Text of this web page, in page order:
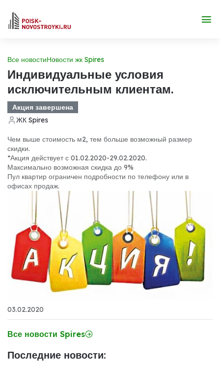
Все новостиНовости жк Spires
Индивидуальные условия
исключительным клиентам.
Акция завершена
ЖК Spires
Чем выше стоимость м2, тем больше возможный размер
скидки.
*Акция действует с 01.02.2020-29.02.2020.
Максимально возможная скидка до 9%
Пул квартир ограничен подробности по телефону или в
офисах продаж.
03.02.2020
Все новости Spires
Последние новости: